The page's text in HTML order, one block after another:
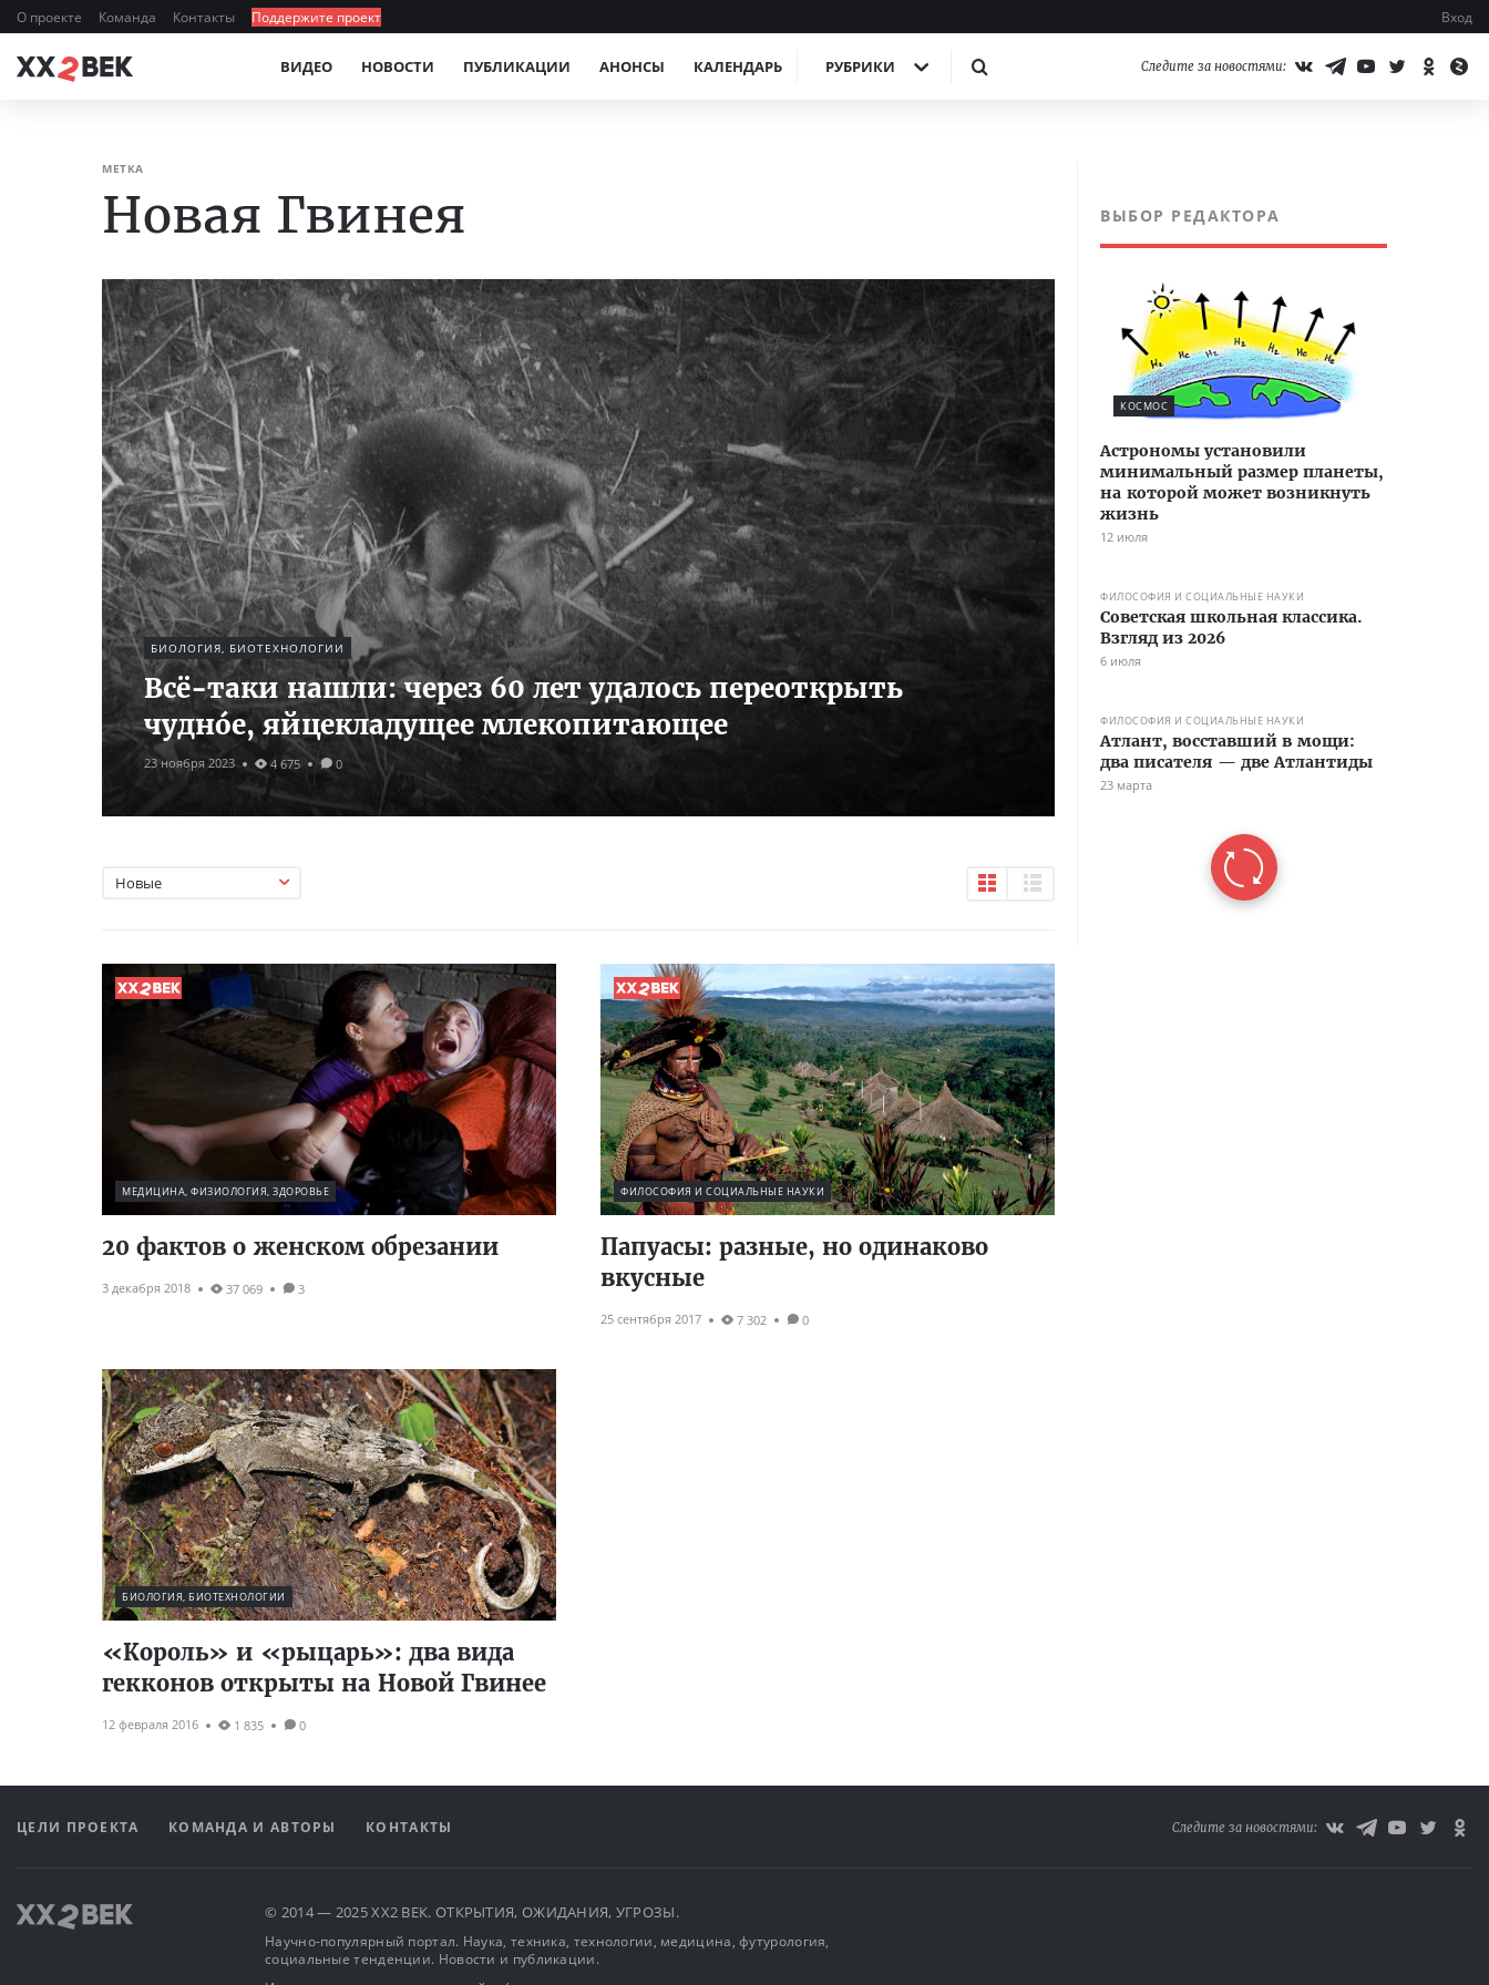
О проекте Команда Контакты Поддержите проект Вход
ВИДЕО НОВОСТИ ПУБЛИКАЦИИ АНОНСЫ КАЛЕНДАРЬ РУБРИКИ Следите за новостями:
МЕТКА
Новая Гвинея
БИОЛОГИЯ, БИОТЕХНОЛОГИИ
Всё-таки нашли: через 60 лет удалось переоткрыть
чуднóе, яйцекладущее млекопитающее
23 ноября 2023 4 675 0
Новые
МЕДИЦИНА, ФИЗИОЛОГИЯ, ЗДОРОВЬЕ
20 фактов о женском обрезании
3 декабря 2018 37 069 3
ФИЛОСОФИЯ И СОЦИАЛЬНЫЕ НАУКИ
Папуасы: разные, но одинаково
вкусные
25 сентября 2017 7 302 0
БИОЛОГИЯ, БИОТЕХНОЛОГИИ
«Король» и «рыцарь»: два вида
гекконов открыты на Новой Гвинее
12 февраля 2016 1 835 0
ВЫБОР РЕДАКТОРА
КОСМОС
Астрономы установили
минимальный размер планеты,
на которой может возникнуть
жизнь
12 июля
ФИЛОСОФИЯ И СОЦИАЛЬНЫЕ НАУКИ
Советская школьная классика.
Взгляд из 2026
6 июля
ФИЛОСОФИЯ И СОЦИАЛЬНЫЕ НАУКИ
Атлант, восставший в мощи:
два писателя — две Атлантиды
23 марта
ЦЕЛИ ПРОЕКТА КОМАНДА И АВТОРЫ КОНТАКТЫ Следите за новостями:
© 2014 — 2025 XX2 ВЕК. ОТКРЫТИЯ, ОЖИДАНИЯ, УГРОЗЫ.
Научно-популярный портал. Наука, техника, технологии, медицина, футурология,
социальные тенденции. Новости и публикации.